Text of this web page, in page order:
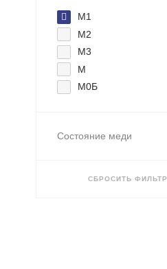
М1
М2
М3
М
М0Б
Состояние меди
СБРОСИТЬ ФИЛЬТР